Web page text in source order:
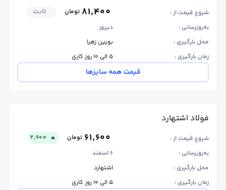
شروع قیمت از : ۸۱٬۴۰۰ تومان
ثابت
به‌روزرسانی :
دیروز
محل بارگیری :
بویین زهرا
زمان بارگیری :
۵ الی ۱۰ روز کاری
قیمت همه سایزها
فولاد اشتهارد
شروع قیمت از : ۶۱٬۶۰۰ تومان
۲٬۶۰۰
به‌روزرسانی :
۶ اسفند
محل بارگیری :
اشتهارد
زمان بارگیری :
۵ الی ۱۰ روز کاری